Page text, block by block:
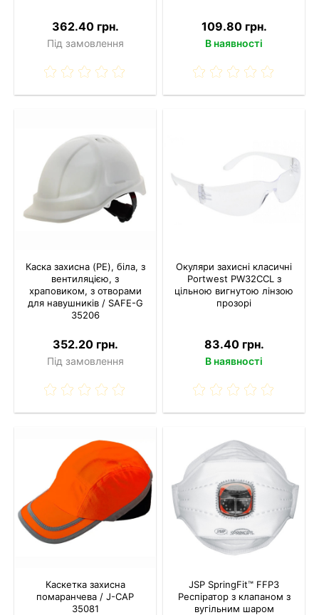
362.40 грн.
Під замовлення
109.80 грн.
В наявності
Каска захисна (PE), біла, з
вентиляцією, з
храповиком, з отворами
для навушників / SAFE-G
35206
352.20 грн.
Під замовлення
Окуляри захисні класичні
Portwest PW32CCL з
цільною вигнутою лінзою
прозорі
83.40 грн.
В наявності
Каскетка захисна
помаранчева / J-CAP
35081
JSP SpringFit™ FFP3
Респіратор з клапаном з
вугільним шаром